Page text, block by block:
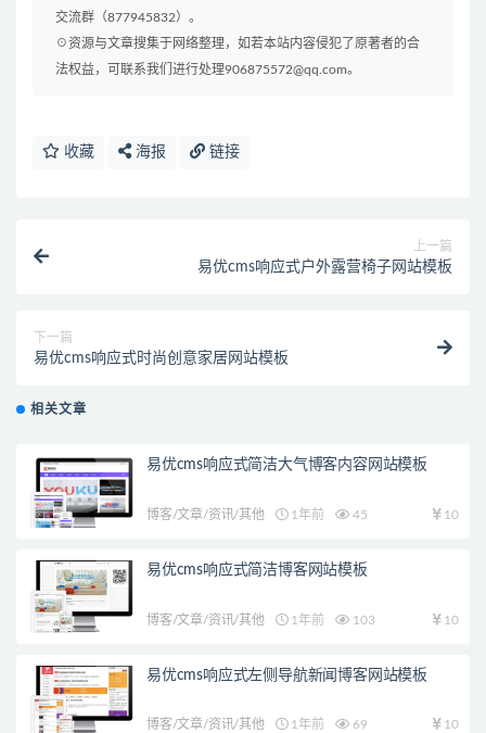
交流群（877945832）。
☉资源与文章搜集于网络整理，如若本站内容侵犯了原著者的合
法权益，可联系我们进行处理906875572@qq.com。
收藏 海报 链接
上一篇
易优cms响应式户外露营椅子网站模板
下一篇
易优cms响应式时尚创意家居网站模板
相关文章
易优cms响应式简洁大气博客内容网站模板
博客/文章/资讯/其他 1年前 45 10
易优cms响应式简洁博客网站模板
博客/文章/资讯/其他 1年前 103 10
易优cms响应式左侧导航新闻博客网站模板
博客/文章/资讯/其他 1年前 69 10